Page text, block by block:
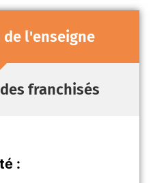
l'enseigne
franchisés
: